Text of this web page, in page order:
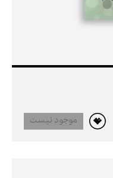
موجود نیست